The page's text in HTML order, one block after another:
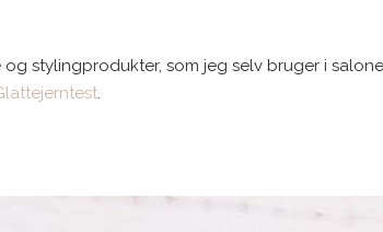
stylingprodukter, som jeg selv bruger i
.